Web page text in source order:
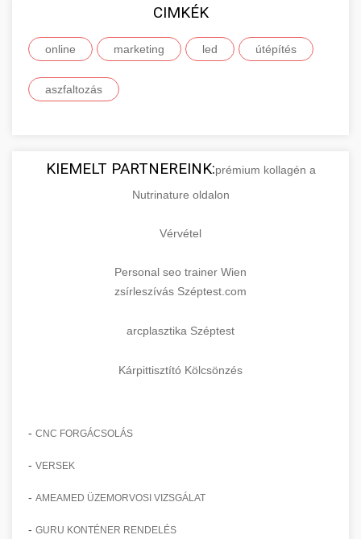
CIMKÉK
online marketing led útépítés
aszfaltozás
KIEMELT PARTNEREINK:prémium kollagén a
Nutrinature oldalon
Vérvétel
Personal seo trainer Wien
zsírleszívás Széptest.com
arcplasztika Széptest
Kárpittisztító Kölcsönzés
- CNC FORGÁCSOLÁS
- VERSEK
- AMEAMED ÜZEMORVOSI VIZSGÁLAT
- GURU KONTÉNER RENDELÉS